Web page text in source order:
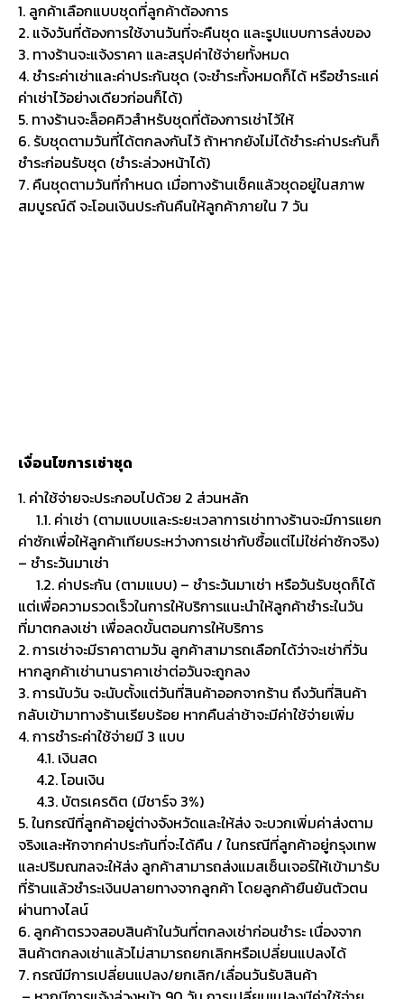
1. ลูกค้าเลือกแบบชุดที่ลูกค้าต้องการ
2. แจ้งวันที่ต้องการใช้งานวันที่จะคืนชุด และรูปแบบการส่งของ
3. ทางร้านจะแจ้งราคา และสรุปค่าใช้จ่ายทั้งหมด
4. ชำระค่าเช่าและค่าประกันชุด (จะชำระทั้งหมดก็ได้ หรือชำระแค่
ค่าเช่าไว้อย่างเดียวก่อนก็ได้)
5. ทางร้านจะล็อคคิวสำหรับชุดที่ต้องการเช่าไว้ให้
6. รับชุดตามวันที่ได้ตกลงกันไว้ ถ้าหากยังไม่ได้ชำระค่าประกันก็
ชำระก่อนรับชุด (ชำระล่วงหน้าได้)
7. คืนชุดตามวันที่กำหนด เมื่อทางร้านเช็คแล้วชุดอยู่ในสภาพ
สมบูรณ์ดี จะโอนเงินประกันคืนให้ลูกค้าภายใน 7 วัน
เงื่อนไขการเช่าชุด
1. ค่าใช้จ่ายจะประกอบไปด้วย 2 ส่วนหลัก
1.1. ค่าเช่า (ตามแบบและระยะเวลาการเช่าทางร้านจะมีการแยก
ค่าซักเพื่อให้ลูกค้าเทียบระหว่างการเช่ากับซื้อแต่ไม่ใช่ค่าซักจริง)
– ชำระวันมาเช่า
1.2. ค่าประกัน (ตามแบบ) – ชำระวันมาเช่า หรือวันรับชุดก็ได้
แต่เพื่อความรวดเร็วในการให้บริการแนะนำให้ลูกค้าชำระในวัน
ที่มาตกลงเช่า เพื่อลดขั้นตอนการให้บริการ
2. การเช่าจะมีราคาตามวัน ลูกค้าสามารถเลือกได้ว่าจะเช่ากี่วัน
หากลูกค้าเช่านานราคาเช่าต่อวันจะถูกลง
3. การนับวัน จะนับตั้งแต่วันที่สินค้าออกจากร้าน ถึงวันที่สินค้า
กลับเข้ามาทางร้านเรียบร้อย หากคืนล่าช้าจะมีค่าใช้จ่ายเพิ่ม
4. การชำระค่าใช้จ่ายมี 3 แบบ
4.1. เงินสด
4.2. โอนเงิน
4.3. บัตรเครดิต (มีชาร์จ 3%)
5. ในกรณีที่ลูกค้าอยู่ต่างจังหวัดและให้ส่ง จะบวกเพิ่มค่าส่งตาม
จริงและหักจากค่าประกันที่จะได้คืน / ในกรณีที่ลูกค้าอยู่กรุงเทพ
และปริมณฑลจะให้ส่ง ลูกค้าสามารถส่งแมสเซ็นเจอร์ให้เข้ามารับ
ที่ร้านแล้วชำระเงินปลายทางจากลูกค้า โดยลูกค้ายืนยันตัวตน
ผ่านทางไลน์
6. ลูกค้าตรวจสอบสินค้าในวันที่ตกลงเช่าก่อนชำระ เนื่องจาก
สินค้าตกลงเช่าแล้วไม่สามารถยกเลิกหรือเปลี่ยนแปลงได้
7. กรณีมีการเปลี่ยนแปลง/ยกเลิก/เลื่อนวันรับสินค้า